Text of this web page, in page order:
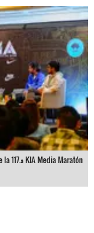
117.ª KIA Media Maratón